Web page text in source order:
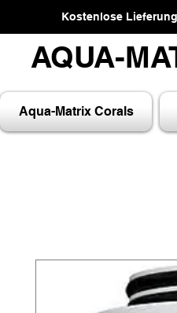
Kostenlose
AQUA-
AQUA-
Aqua-Matrix Corals